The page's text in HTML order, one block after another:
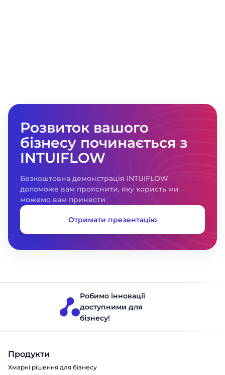
керівників, так і для виконавців».
Розвиток вашого
бізнесу починається з
INTUIFLOW
Безкоштовна демонстрація INTUIFLOW
допоможе вам прояснити, яку користь ми
можемо вам принести
Отримати презентацію
Робимо інновації
доступними для
бізнесу!
Продукти
Хмарні рішення для бізнесу